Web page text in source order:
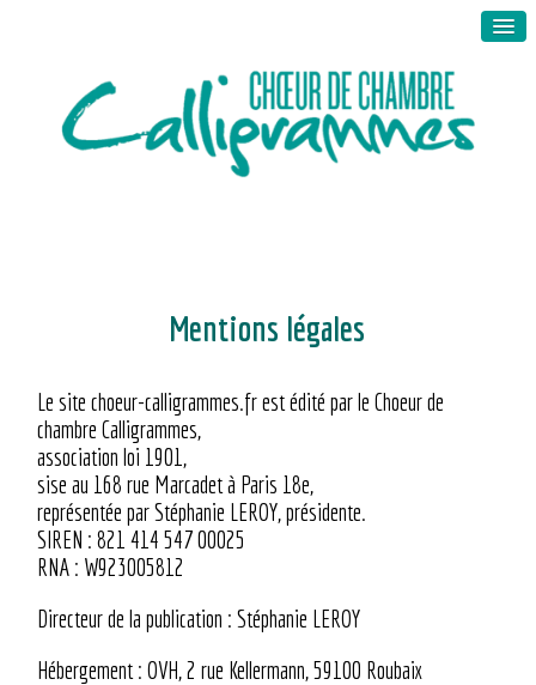
Mentions légales
Le site choeur-calligrammes.fr est édité par le Choeur de
chambre Calligrammes,
association loi 1901,
sise au 168 rue Marcadet à Paris 18e,
représentée par Stéphanie LEROY, présidente.
SIREN : 821 414 547 00025
RNA : W923005812
Directeur de la publication : Stéphanie LEROY
Hébergement : OVH, 2 rue Kellermann, 59100 Roubaix